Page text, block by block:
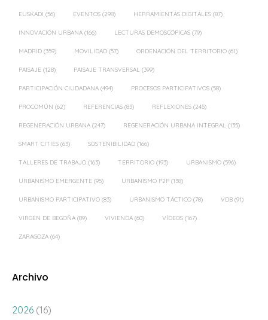
EUSKADI (56) EVENTOS (298) HERRAMIENTAS DIGITALES (87)
INNOVACIÓN URBANA (166) LECTURAS DEMOSCÓPICAS (79)
MADRID (359) MOVILIDAD (57) ORDENACIÓN DEL TERRITORIO (61)
PAISAJE (128) PAISAJE TRANSVERSAL (399)
PARTICIPACIÓN CIUDADANA (494) PROCESOS PARTICIPATIVOS (58)
PROCOMÚN (62) REFERENCIAS (83) REFLEXIONES (245)
REGENERACIÓN URBANA (247) REGENERACIÓN URBANA INTEGRAL (135)
SMART CITIES (63) SOSTENIBILIDAD (166)
TALLERES DE TRABAJO (163) TERRITORIO (193) URBANISMO (596)
URBANISMO EMERGENTE (95) URBANISMO P2P (138)
URBANISMO PARTICIPATIVO (83) URBANISMO TÁCTICO (78) VDB (91)
VIRGEN DE BEGOÑA (89) VIVIENDA (60) VÍDEOS (167)
ZARAGOZA (64)
Archivo
2026 (16)